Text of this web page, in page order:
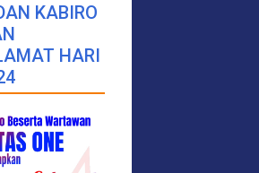
KABIRO
HARI